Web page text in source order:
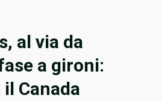
al via da
a gironi:
il Canada